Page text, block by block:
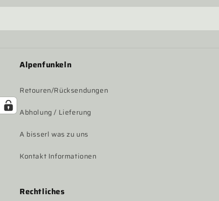
Alpenfunkeln
Retouren/Rücksendungen
Abholung / Lieferung
A bisserl was zu uns
Kontakt Informationen
Rechtliches